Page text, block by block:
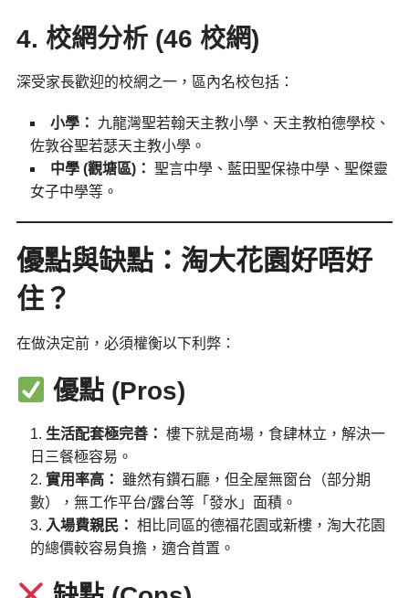
4. 校網分析 (46 校網)
深受家長歡迎的校網之一，區內名校包括：
小學：
九龍灣聖若翰天主教小學、天主教柏德學校、
佐敦谷聖若瑟天主教小學。
中學 (觀塘區)： 聖言中學、藍田聖保祿中學、聖傑靈
女子中學等。
優點與缺點：淘大花園好唔好
住？
在做決定前，必須權衡以下利弊：
優點 (Pros)
生活配套極完善： 樓下就是商場，食肆林立，解決一
日三餐極容易。
實用率高：
雖然有鑽石廳，但全屋無窗台（部分期
數），無工作平台/露台等「發水」面積。
入場費親民： 相比同區的德福花園或新樓，淘大花園
的總價較容易負擔，適合首置。